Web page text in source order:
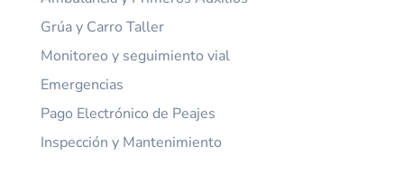
Grúa y Carro Taller
Monitoreo y seguimiento vial
Emergencias
Pago Electrónico de Peajes
Inspección y Mantenimiento